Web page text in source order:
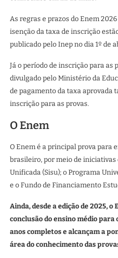
As regras e prazos do Enem
isenção da taxa de inscrição
publicado pelo Inep no dia 1º de
Já o período de inscrição para as
divulgado pelo Ministério da
de pagamento da taxa aprovada
inscrição para as provas.
O Enem
O Enem é a principal prova para
brasileiro, por meio de iniciativas
Unificada (Sisu); o Programa
e o Fundo de Financiamento
Ainda, desde a edição de 2025,
conclusão do ensino médio para
anos completos e alcançam a
área do conhecimento das